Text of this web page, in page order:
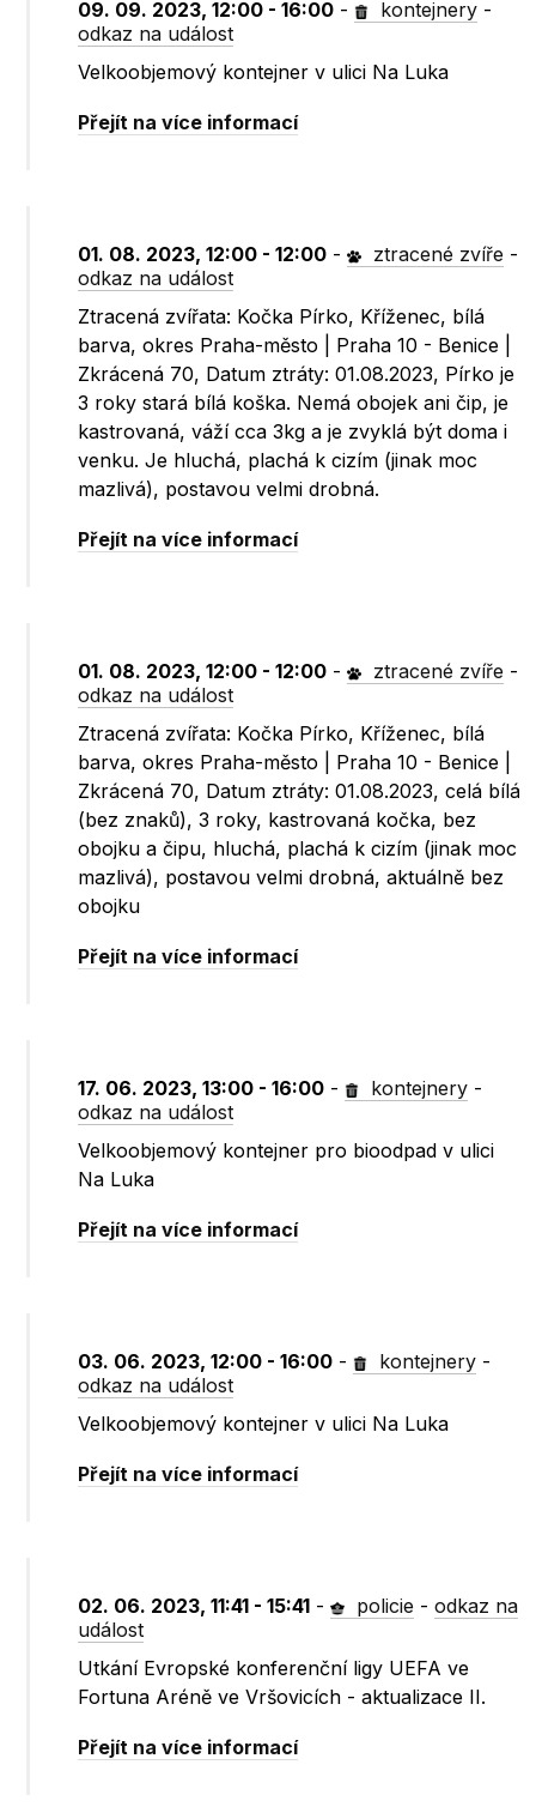
09. 09. 2023, 12:00 - 16:00 - kontejnery -
odkaz na událost
Velkoobjemový kontejner v ulici Na Luka
Přejít na více informací
01. 08. 2023, 12:00 - 12:00 - ztracené zvíře -
odkaz na událost
Ztracená zvířata: Kočka Pírko, Kříženec, bílá
barva, okres Praha-město | Praha 10 - Benice |
Zkrácená 70, Datum ztráty: 01.08.2023, Pírko je
3 roky stará bílá koška. Nemá obojek ani čip, je
kastrovaná, váží cca 3kg a je zvyklá být doma i
venku. Je hluchá, plachá k cizím (jinak moc
mazlivá), postavou velmi drobná.
Přejít na více informací
01. 08. 2023, 12:00 - 12:00 - ztracené zvíře -
odkaz na událost
Ztracená zvířata: Kočka Pírko, Kříženec, bílá
barva, okres Praha-město | Praha 10 - Benice |
Zkrácená 70, Datum ztráty: 01.08.2023, celá bílá
(bez znaků), 3 roky, kastrovaná kočka, bez
obojku a čipu, hluchá, plachá k cizím (jinak moc
mazlivá), postavou velmi drobná, aktuálně bez
obojku
Přejít na více informací
17. 06. 2023, 13:00 - 16:00 - kontejnery -
odkaz na událost
Velkoobjemový kontejner pro bioodpad v ulici
Na Luka
Přejít na více informací
03. 06. 2023, 12:00 - 16:00 - kontejnery -
odkaz na událost
Velkoobjemový kontejner v ulici Na Luka
Přejít na více informací
02. 06. 2023, 11:41 - 15:41 - policie -odkaz na
událost
Utkání Evropské konferenční ligy UEFA ve
Fortuna Aréně ve Vršovicích - aktualizace II.
Přejít na více informací